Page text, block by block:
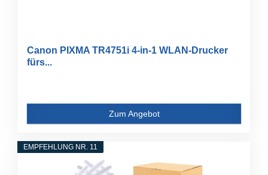
Canon PIXMA TR4751i 4-in-1 WLAN-Drucker
fürs...
Zum Angebot
EMPFEHLUNG NR. 11